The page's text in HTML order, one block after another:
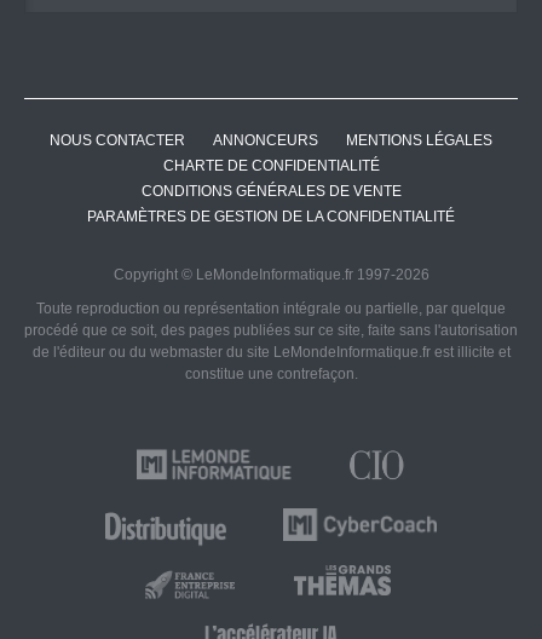
NOUS CONTACTER ANNONCEURS
MENTIONS LÉGALES
CHARTE DE CONFIDENTIALITÉ
CONDITIONS GÉNÉRALES DE VENTE
PARAMÈTRES DE GESTION DE LA CONFIDENTIALITÉ
Copyright © LeMondeInformatique.fr 1997-2026
Toute reproduction ou représentation intégrale ou partielle, par quelque
procédé que ce soit, des pages publiées sur ce site, faite sans l'autorisation
de l'éditeur ou du webmaster du site LeMondeInformatique.fr est illicite et
constitue une contrefaçon.